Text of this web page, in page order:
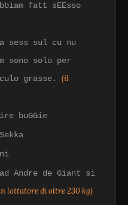
fatt sEEsso
sess sul cu nu
sono solo per
grasse.
(il
buGGie
Andre de Giant si
lottatore di oltre 230 kg)